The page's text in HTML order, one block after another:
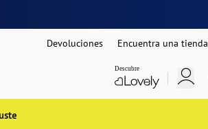
Devoluciones Encuentra una tienda